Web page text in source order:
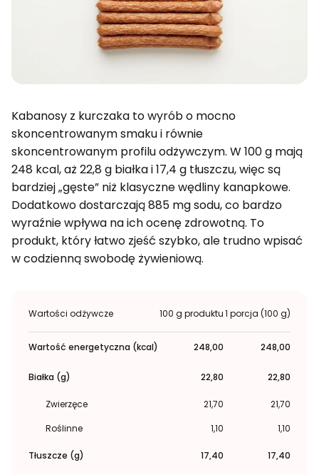
Kabanosy z kurczaka to wyrób o mocno
skoncentrowanym smaku i równie
skoncentrowanym profilu odżywczym. W 100 g mają
248 kcal, aż 22,8 g białka i 17,4 g tłuszczu, więc są
bardziej „gęste” niż klasyczne wędliny kanapkowe.
Dodatkowo dostarczają 885 mg sodu, co bardzo
wyraźnie wpływa na ich ocenę zdrowotną. To
produkt, który łatwo zjeść szybko, ale trudno wpisać
w codzienną swobodę żywieniową.
Wartości odżywcze 100 g produktu1 porcja (100 g)
Wartość energetyczna (kcal) 248,00 248,00
Białka (g) 22,80 22,80
Zwierzęce 21,70
21,70
Roślinne
1,10 1,10
Tłuszcze (g) 17,40 17,40